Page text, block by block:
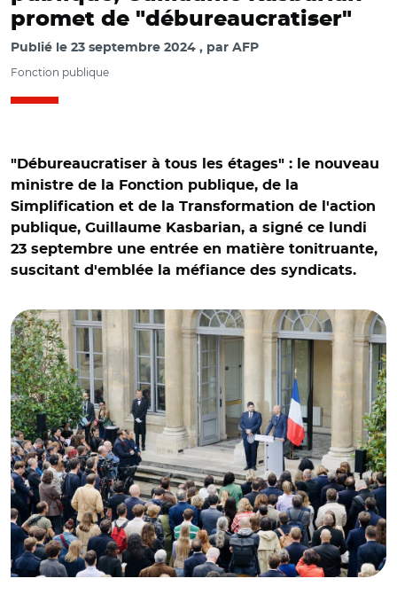
promet de "débureaucratiser"
Publié le 23 septembre 2024 par AFP
Fonction publique
"Débureaucratiser à tous les étages" : le nouveau
ministre de la Fonction publique, de la
Simplification et de la Transformation de l'action
publique, Guillaume Kasbarian, a signé ce lundi
23 septembre une entrée en matière tonitruante,
suscitant d'emblée la méfiance des syndicats.
© @guillaumekasba/Passation de pouvoir entre Stanislas